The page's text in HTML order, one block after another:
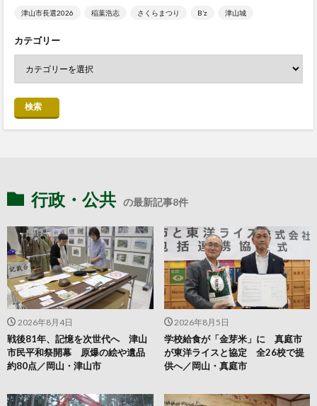
津山市長選2026 稲葉浩志 さくらまつり B’z 津山城
カテゴリー
検索
行政・公共 の最新記事8件
2026年8月5日
学校給食が「金芽米」に 真庭市
が東洋ライスと協定 全26校で提
供へ／岡山・真庭市
2026年8月4日
戦後81年、記憶を次世代へ 津山
市民平和祭開幕 原爆の絵や遺品
約80点／岡山・津山市